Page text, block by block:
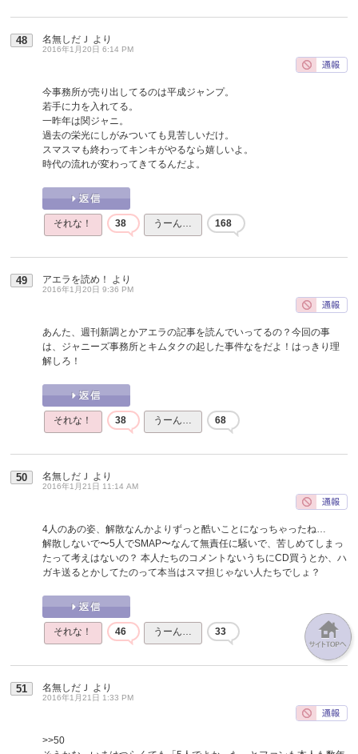
48 名無しだＪ より
2016年1月20日 6:14 PM
今事務所が売り出してるのは平成ジャンプ。
若手に力を入れてる。
一昨年は関ジャニ。
過去の栄光にしがみついても見苦しいだけ。
スマスマも終わってキンキがやるなら嬉しいよ。
時代の流れが変わってきてるんだよ。
それな！ 38 うーん… 168
49 アエラを読め！ より
2016年1月20日 9:36 PM
あんた、週刊新調とかアエラの記事を読んでいってるの？今回の事
は、ジャニーズ事務所とキムタクの起した事件なをだよ！はっきり理
解しろ！
それな！ 38 うーん… 68
50 名無しだＪ より
2016年1月21日 11:14 AM
4人のあの姿、解散なんかよりずっと酷いことになっちゃったね…
解散しないで〜5人でSMAP〜なんて無責任に騒いで、苦しめてしまっ
たって考えはないの？ 本人たちのコメントないうちにCD買うとか、ハ
ガキ送るとかしてたのって本当はスマ担じゃない人たちでしょ？
それな！ 46 うーん… 33
51 名無しだＪ より
2016年1月21日 1:33 PM
>>50